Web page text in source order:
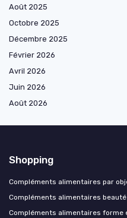
Août 2025
Octobre 2025
Décembre 2025
Février 2026
Avril 2026
Juin 2026
Août 2026
Shopping
Compléments alimentaires par
Compléments alimentaires beauté
Compléments alimentaires forme